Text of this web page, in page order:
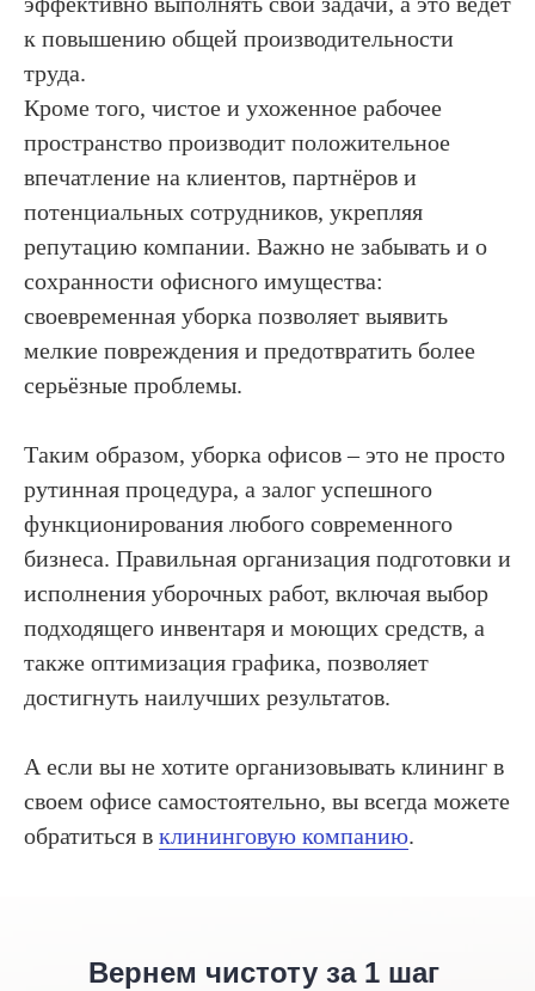
к повышению общей производительности
труда.
Кроме того, чистое и ухоженное рабочее
пространство производит положительное
впечатление на клиентов, партнёров и
потенциальных сотрудников, укрепляя
репутацию компании. Важно не забывать и о
сохранности офисного имущества:
своевременная уборка позволяет выявить
мелкие повреждения и предотвратить более
серьёзные проблемы.
Таким образом, уборка офисов – это не просто
рутинная процедура, а залог успешного
функционирования любого современного
бизнеса. Правильная организация подготовки и
исполнения уборочных работ, включая выбор
подходящего инвентаря и моющих средств, а
также оптимизация графика, позволяет
достигнуть наилучших результатов.
А если вы не хотите организовывать клининг в
своем офисе самостоятельно, вы всегда можете
обратиться в клининговую компанию.
Вернем чистоту за 1 шаг